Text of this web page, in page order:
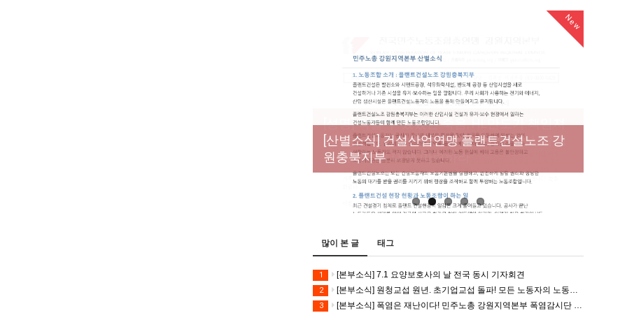
New
[성명] 막을 수 있었던 죽음, HL만도가 책임져
라 : 청년노동자 사망사고의 철저한 진상규명
과 재발방지 대책 마련하라
New
[산별소식] 건설산업연맹 플랜트건설노조 강
원충북지부
[강릉,속초,원주,춘천] 폭염감시단 사업 이모저
모
[조합원☆인터뷰] 서비스연맹 전국학교비정
규직노동조합 강원지부 김유미 춘천지회장
[본부소식] 강원지역 노동자 합창단 모임
많이 본 글 태그
1 [본부소식] 7.1 요양보호사의 날 전국 동시 기자회견
2 [본부소식] 원청교섭 원년. 초기업교섭 돌파! 모든 노동자의 노동기본권 쟁취! 민주노총 7.15 총파업대회
3 [본부소식] 폭염은 재난이다! 민주노총 강원지역본부 폭염감시단 선포 기자회견